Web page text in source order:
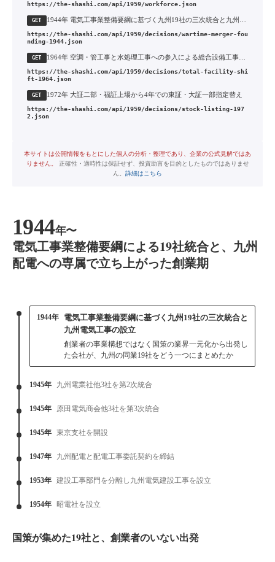
https://the-shashi.com/api/1959/workforce.json
GET
https://the-shashi.com/api/1959/decisions/wartime-merger-fou
nding-1944.json
GET 1964年 空調・管工事と水処理工事への参入による総合設備工事会社への転換
https://the-shashi.com/api/1959/decisions/total-facility-shi
ft-1964.json
GET 1972年 大証二部・福証上場から4年での東証・大証一部指定替え
https://the-shashi.com/api/1959/decisions/stock-listing-197
2.json
本サイトは公開情報をもとにした個人の分析・整理であり、企業の公式見解ではあ
りません。
正確性・適時性は保証せず、投資助言を目的としたものではありませ
ん。 詳細はこちら
1944年〜
電気工事業整備要綱による19社統合と、九州
配電への専属で立ち上がった創業期
1944年
電気工事業整備要綱に基づく九州19社の三次統合と
九州電気工事の設立
創業者の事業構想ではなく国策の業界一元化から出発し
た会社が、九州の同業19社をどう一つにまとめたか
1945年 九州電業社他3社を第2次統合
1945年 原田電気商会他3社を第3次統合
1945年 東京支社を開設
1947年 九州配電と配電工事委託契約を締結
1953年 建設工事部門を分離し九州電気建設工事を設立
1954年 昭電社を設立
国策が集めた19社と、創業者のいない出発